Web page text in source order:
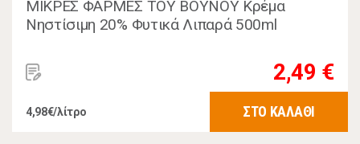
ΜΙΚΡΕΣ ΦΑΡΜΕΣ ΤΟΥ ΒΟΥΝΟΥ Κρέμα
Νηστίσιμη 20% Φυτικά Λιπαρά 500ml
2,49 €
4,98€/λίτρο ΣΤΟ ΚΑΛΑΘΙ